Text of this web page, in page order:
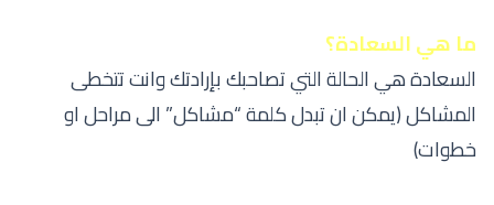
ما هي السعادة؟
السعادة هي الحالة التي تصاحبك بإرادتك وانت تتخطى
المشاكل (يمكن ان تبدل كلمة “مشاكل” الى مراحل او
خطوات)